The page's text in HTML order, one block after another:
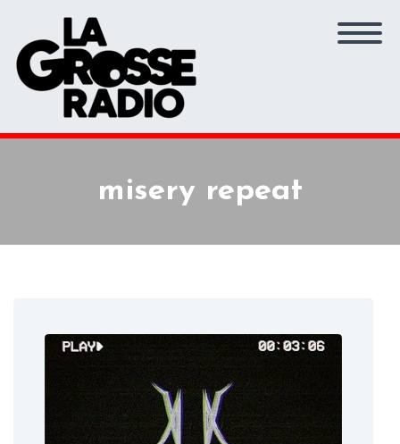
misery repeat